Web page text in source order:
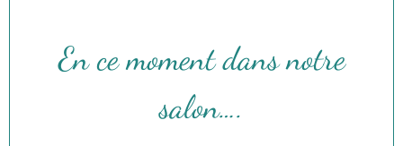
En ce moment dans notre
salon….